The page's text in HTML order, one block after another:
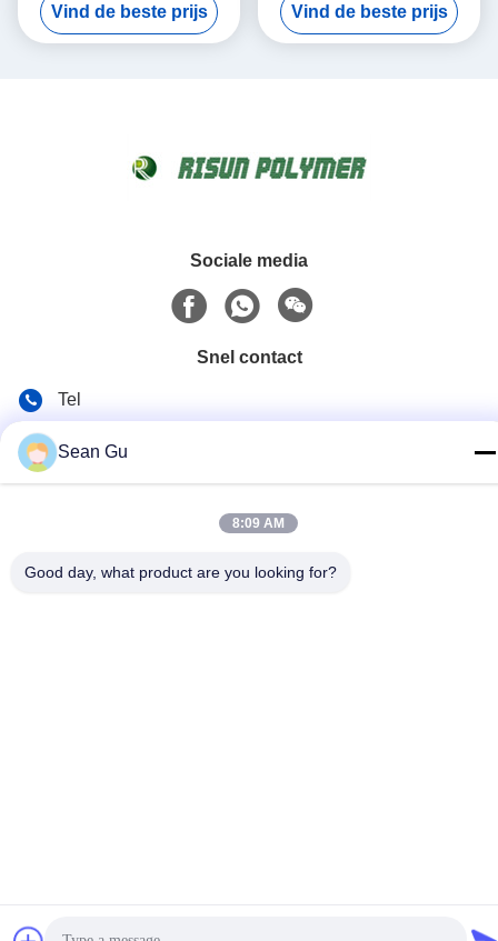
Dichtingsproductpolymeer
Vind de beste prijs
Transparante Polymeer
Vind de beste prijs
Sociale media
Snel contact
Tel
E-mail
sean@risunpolymer.com
Het Zuidenweg van nr 19 Qingjiang, Nanjing City, China
Sean Gu
8:09 AM
Good day, what product are you looking for?